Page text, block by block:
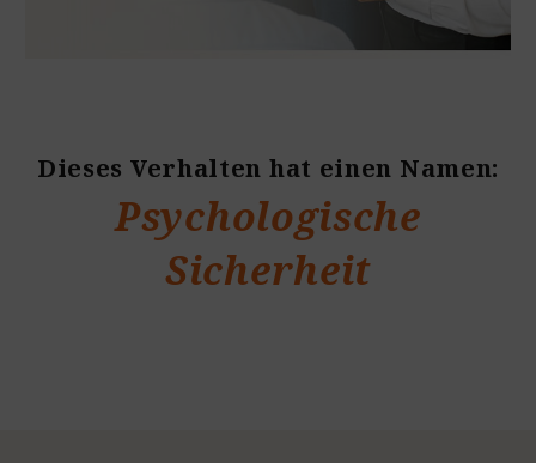
Dieses Verhalten hat einen Namen:
Psychologische
Sicherheit